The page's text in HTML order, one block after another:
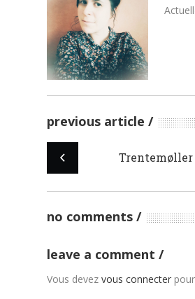
previous article
Trentemøller
no comments
leave a comment
Vous devezvous connecter